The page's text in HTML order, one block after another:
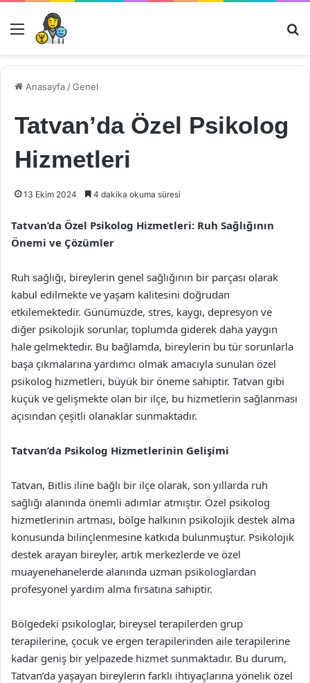
Menü
Anasayfa /Genel
Tatvan’da Özel Psikolog
Hizmetleri
13 Ekim 2024 4 dakika okuma süresi
Tatvan’da Özel Psikolog Hizmetleri: Ruh Sağlığının
Önemi ve Çözümler
Ruh sağlığı, bireylerin genel sağlığının bir parçası olarak
kabul edilmekte ve yaşam kalitesini doğrudan
etkilemektedir. Günümüzde, stres, kaygı, depresyon ve
diğer psikolojik sorunlar, toplumda giderek daha yaygın
hale gelmektedir. Bu bağlamda, bireylerin bu tür sorunlarla
başa çıkmalarına yardımcı olmak amacıyla sunulan özel
psikolog hizmetleri, büyük bir öneme sahiptir. Tatvan gibi
küçük ve gelişmekte olan bir ilçe, bu hizmetlerin sağlanması
açısından çeşitli olanaklar sunmaktadır.
Tatvan’da Psikolog Hizmetlerinin Gelişimi
Tatvan, Bitlis iline bağlı bir ilçe olarak, son yıllarda ruh
sağlığı alanında önemli adımlar atmıştır. Özel psikolog
hizmetlerinin artması, bölge halkının psikolojik destek alma
konusunda bilinçlenmesine katkıda bulunmuştur. Psikolojik
destek arayan bireyler, artık merkezlerde ve özel
muayenehanelerde alanında uzman psikologlardan
profesyonel yardım alma fırsatına sahiptir.
Bölgedeki psikologlar, bireysel terapilerden grup
terapilerine, çocuk ve ergen terapilerinden aile terapilerine
kadar geniş bir yelpazede hizmet sunmaktadır. Bu durum,
Tatvan’da yaşayan bireylerin farklı ihtiyaçlarına yönelik özel